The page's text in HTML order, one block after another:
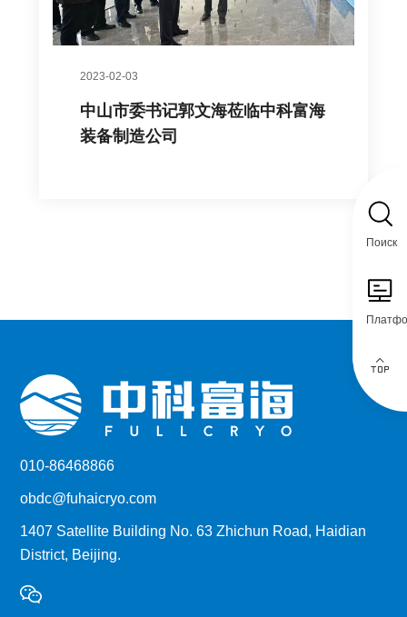
Поиск
2023-02-03
中山市委书记郭文海莅临中科富海
装备制造公司
010-86468866
obdc@fuhaicryo.com
1407 Satellite Building No. 63 Zhichun Road, Haidian
District, Beijing.